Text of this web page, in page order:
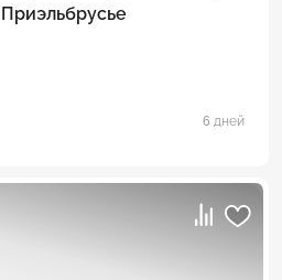
6 дней